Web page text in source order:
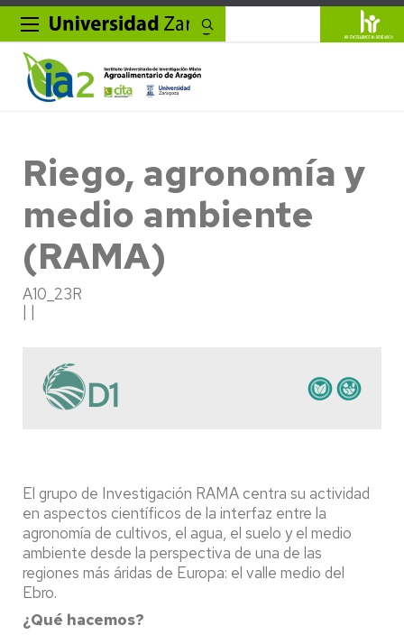
Riego, agronomía y
medio ambiente
(RAMA)
A10_23R
| |
El grupo de Investigación RAMA centra su actividad
en aspectos científicos de la interfaz entre la
agronomía de cultivos, el agua, el suelo y el medio
ambiente desde la perspectiva de una de las
regiones más áridas de Europa: el valle medio del
Ebro.
¿Qué hacemos?